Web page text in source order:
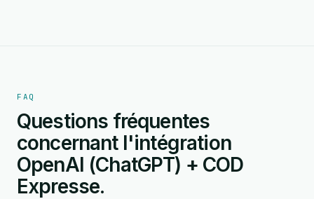
FAQ
Questions fréquentes
concernant l'intégration
OpenAI (ChatGPT) + COD
Expresse.